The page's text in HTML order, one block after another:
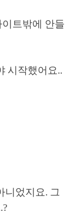
이트밖에 안들
시작했어요..
니었지요. 그